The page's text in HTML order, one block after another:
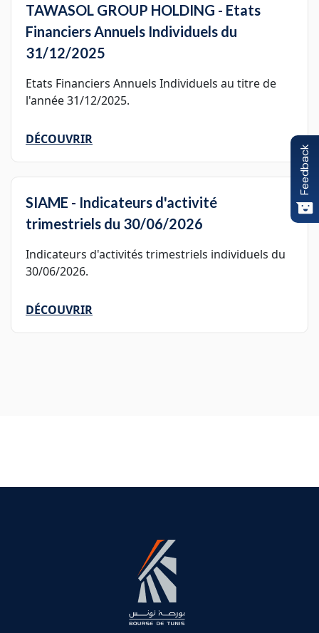
TAWASOL GROUP HOLDING - Etats
Financiers Annuels Individuels du
31/12/2025
Etats Financiers Annuels Individuels au titre de
l'année 31/12/2025.
DÉCOUVRIR
SIAME - Indicateurs d'activité
trimestriels du 30/06/2026
Indicateurs d'activités trimestriels individuels du
30/06/2026.
DÉCOUVRIR
Feedback